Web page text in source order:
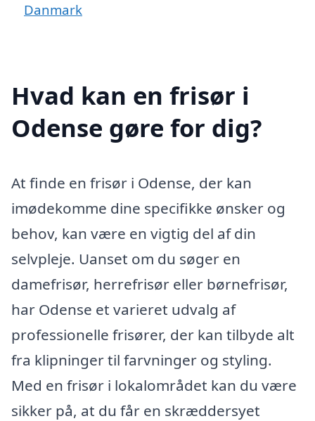
Danmark
Hvad kan en frisør i
Odense gøre for dig?
At finde en frisør i Odense, der kan
imødekomme dine specifikke ønsker og
behov, kan være en vigtig del af din
selvpleje. Uanset om du søger en
damefrisør, herrefrisør eller børnefrisør,
har Odense et varieret udvalg af
professionelle frisører, der kan tilbyde alt
fra klipninger til farvninger og styling.
Med en frisør i lokalområdet kan du være
sikker på, at du får en skræddersyet